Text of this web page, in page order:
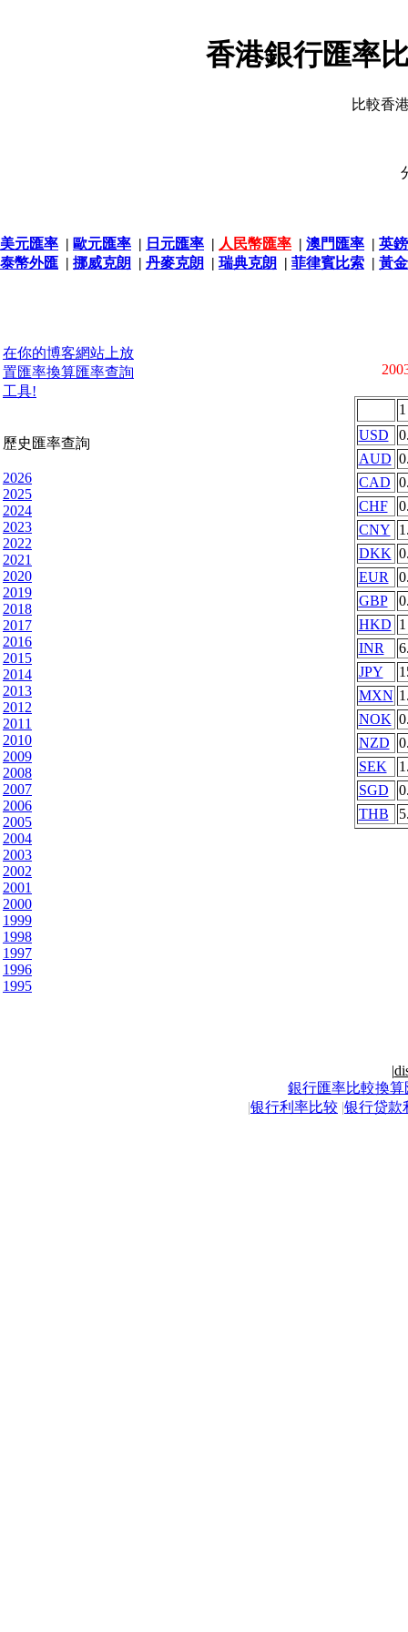
香港銀行匯率
比較香
美元匯率 | 歐元匯率 | 日元匯率 | 人民幣匯率 | 澳門匯率 | 英
泰幣外匯 | 挪威克朗 | 丹麥克朗 | 瑞典克朗 | 菲律賓比索 | 黃
在你的博客網站上放
置匯率換算匯率查詢
工具!
歷史匯率查詢
2026
2025
2024
2023
2022
2021
2020
2019
2018
2017
2016
2015
2014
2013
2012
2011
2010
2009
2008
2007
2006
2005
2004
2003
2002
2001
2000
1999
1998
1997
1996
1995
USD
AUD
CAD
CHF
CNY
DKK
EUR
GBP
HKD 1
INR
JPY
MXN
NOK
NZD
SEK
SGD
THB
|
銀行匯率比較換算
|银行利率比较 |银行贷款